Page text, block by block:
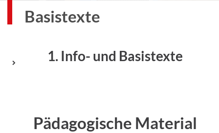
Basistexte
1. Info- und Basistexte
Pädagogische Material